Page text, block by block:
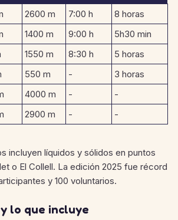
2600 m 7:00 h
8 horas
1400 m 9:00 h
5h30 min
1550 m 8:30 h
5 horas
550 m -
3 horas
4000 m -
-
2900 m - -
incluyen líquidos y sólidos en puntos
o El Collell. La edición 2025 fue récord
y 100 voluntarios.
lo que incluye